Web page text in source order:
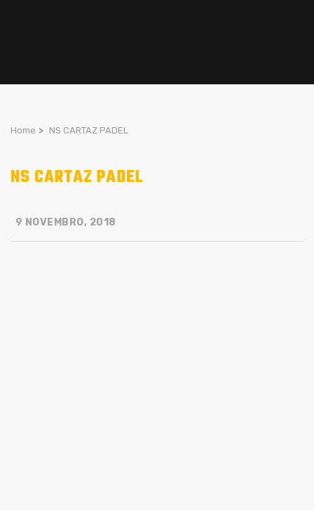
Home > NS CARTAZ PADEL
NS CARTAZ PADEL
9 NOVEMBRO, 2018